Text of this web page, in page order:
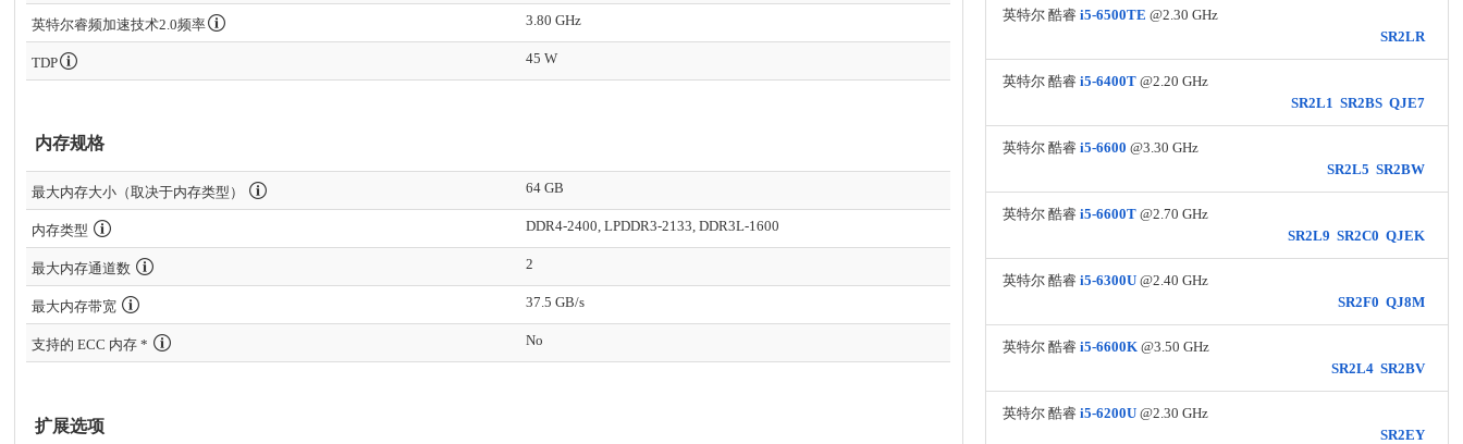
英特尔睿频加速技术2.0频率 3.80 GHz
TDP 45 W
内存规格
最大内存大小（取决于内存类型） 64 GB
内存类型 DDR4-2400, LPDDR3-2133, DDR3L-1600
最大内存通道数 2
最大内存带宽 37.5 GB/s
支持的 ECC 内存 * No
扩展选项
英特尔 酷睿 i5-6500TE @2.30 GHz
SR2LR
英特尔 酷睿 i5-6400T@2.20 GHz
SR2L1 SR2BS QJE7
英特尔 酷睿 i5-6600 @3.30 GHz
SR2L5 SR2BW
英特尔 酷睿 i5-6600T@2.70 GHz
SR2L9 SR2C0 QJEK
英特尔 酷睿 i5-6300U@2.40 GHz
SR2F0 QJ8M
英特尔 酷睿 i5-6600K@3.50 GHz
SR2L4 SR2BV
英特尔 酷睿 i5-6200U@2.30 GHz
SR2EY